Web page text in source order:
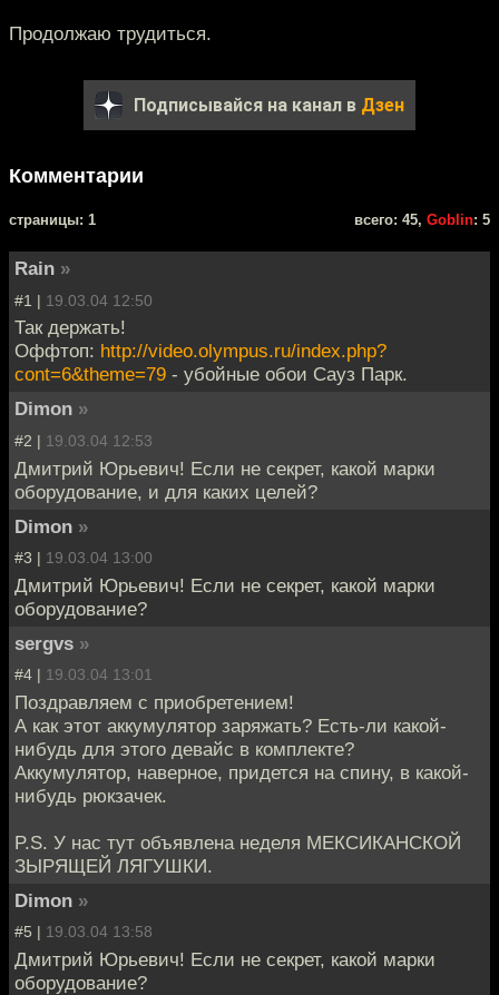
Продолжаю трудиться.
Подписывайся на канал в Дзен
Комментарии
cтраницы: 1 всего: 45, Goblin: 5
Rain »
#1 | 19.03.04 12:50
Так держать!
Оффтоп: http://video.olympus.ru/index.php?
cont=6&theme=79 - убойные обои Сауз Парк.
Dimon »
#2 | 19.03.04 12:53
Дмитрий Юрьевич! Если не секрет, какой марки
оборудование, и для каких целей?
Dimon »
#3 | 19.03.04 13:00
Дмитрий Юрьевич! Если не секрет, какой марки
оборудование?
sergvs »
#4 | 19.03.04 13:01
Поздравляем с приобретением!
А как этот аккумулятор заряжать? Есть-ли какой-
нибудь для этого девайс в комплекте?
Аккумулятор, наверное, придется на спину, в какой-
нибудь рюкзачек.
P.S. У нас тут объявлена неделя МЕКСИКАНСКОЙ
ЗЫРЯЩЕЙ ЛЯГУШКИ.
Dimon »
#5 | 19.03.04 13:58
Дмитрий Юрьевич! Если не секрет, какой марки
оборудование?